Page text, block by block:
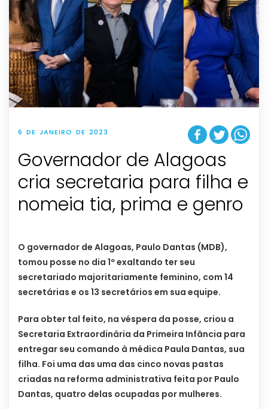
6 DE JANEIRO DE 2023
Governador de Alagoas
cria secretaria para filha e
nomeia tia, prima e genro
O governador de Alagoas, Paulo Dantas (MDB),
tomou posse no dia 1º exaltando ter seu
secretariado majoritariamente feminino, com 14
secretárias e os 13 secretários em sua equipe.
Para obter tal feito, na véspera da posse, criou a
Secretaria Extraordinária da Primeira Infância para
entregar seu comando à médica Paula Dantas, sua
filha. Foi uma das uma das cinco novas pastas
criadas na reforma administrativa feita por Paulo
Dantas, quatro delas ocupadas por mulheres.